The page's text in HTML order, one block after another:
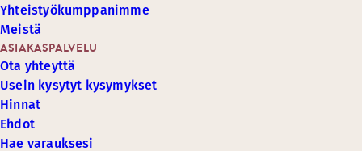
ASIAKASPALVELU
Ota yhteyttä
Usein kysytyt kysymykset
Hinnat
Ehdot
Hae varauksesi
Yhteistyökumppanimme
Meistä